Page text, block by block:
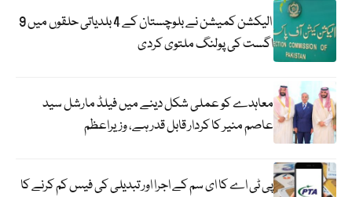
الیکشن کمیشن نے بلوچستان کے 4 بلدیاتی حلقوں میں 9
اگست کی پولنگ ملتوی کردی
معاہدے کو عملی شکل دینے میں فیلڈ مارشل سید
عاصم منیر کا کردار قابل قدر ہے، وزیراعظم
پی ٹی اے کا ای سم کے اجرا اور تبدیلی کی فیس کم کرنے کا